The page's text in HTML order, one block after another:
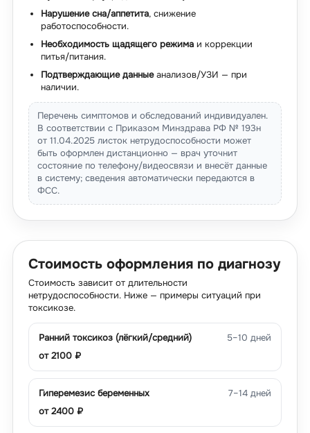
Нарушение сна/аппетита, снижение
работоспособности.
Необходимость щадящего режимаи коррекции
питья/питания.
Подтверждающие данныеанализов/УЗИ — при
наличии.
Перечень симптомов и обследований индивидуален.
В соответствии с Приказом Минздрава РФ № 193н
от 11.04.2025 листок нетрудоспособности может
быть оформлен дистанционно — врач уточнит
состояние по телефону/видеосвязи и внесёт данные
в систему; сведения автоматически передаются в
ФСС.
Стоимость оформления по диагнозу
Стоимость зависит от длительности
нетрудоспособности. Ниже — примеры ситуаций при
токсикозе.
Ранний токсикоз (лёгкий/средний)
5–10 дней
от2100 ₽
Гиперемезис беременных
7–14 дней
от2400 ₽